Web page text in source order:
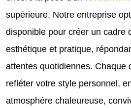
supérieure. Notre entreprise
disponible pour créer un cadre
esthétique et pratique,
attentes quotidiennes. Chaque
refléter votre style personnel,
atmosphère chaleureuse,